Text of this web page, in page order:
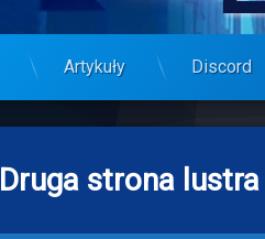
Artykuły Discord
Druga strona lustra